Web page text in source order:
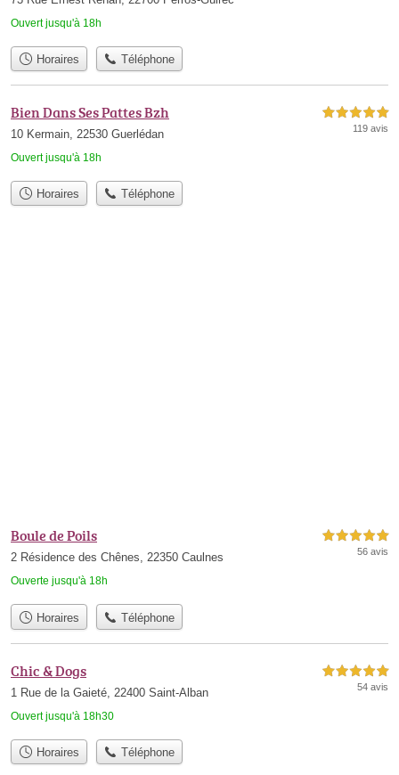
Ouvert jusqu'à 18h
Horaires Téléphone
Bien Dans Ses Pattes Bzh
10 Kermain, 22530 Guerlédan
Ouvert jusqu'à 18h
5,0 étoiles sur 5
119 avis
Horaires Téléphone
Boule de Poils
2 Résidence des Chênes, 22350 Caulnes
Ouverte jusqu'à 18h
5,0 étoiles sur 5
56 avis
Horaires Téléphone
Chic & Dogs
1 Rue de la Gaieté, 22400 Saint-Alban
Ouvert jusqu'à 18h30
5,0 étoiles sur 5
54 avis
Horaires Téléphone